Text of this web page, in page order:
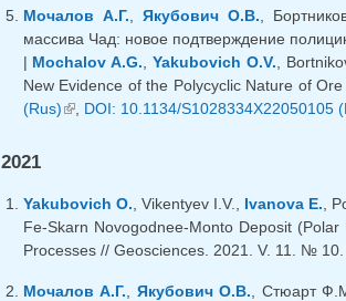
Мочалов А.Г., Якубович О.В.,
массива Чад: новое подтверждение
| Mochalov A.G.,Yakubovich O.V.,
New Evidence of the Polycyclic Nature of
(Rus)(внешняя ссылка)
, DOI: 10.1134/S1028334X22050105
2021
Yakubovich O. , Vikentyev I.V., Ivanova E. ,
Fe-Skarn Novogodnee-Monto Deposit
Processes // Geosciences. 2021. V. 11. № 10.
Мочалов А.Г. Якубович О.В. , Стюарт